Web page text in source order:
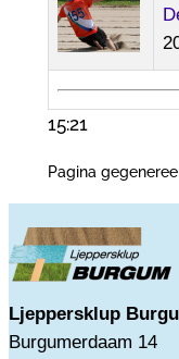
15:21
Pagina
Ljeppersklup
Burgumerdaam 14